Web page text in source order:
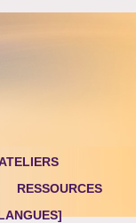
RESSOURCES